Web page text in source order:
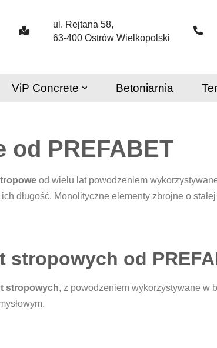
ul. Rejtana 58,
63-400 Ostrów Wielkopolski
ViP Concrete Betoniarnia
od PREFABET
od wielu lat powodzeniem
długość. Monolityczne elementy zbrojne o
stropowych od
stropowych, z powodzeniem wykorzystywane w